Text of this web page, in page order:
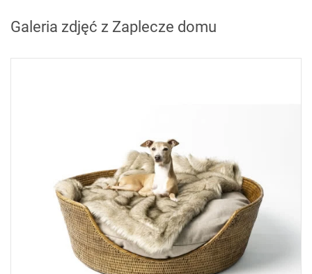
Galeria zdjęć z Zaplecze domu